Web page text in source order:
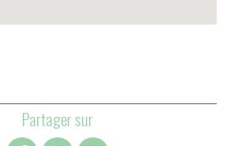
Partager sur